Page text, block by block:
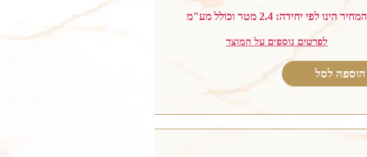
המחיר הינו לפי יחידה: 2.4 מטר וכולל מע"מ
לפרטים נוספים על המוצר
הוספה לסל